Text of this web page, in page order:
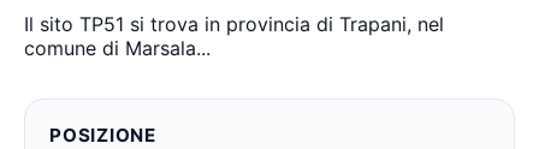
Il sito TP51 si trova in provincia di Trapani, nel
comune di Marsala...
POSIZIONE